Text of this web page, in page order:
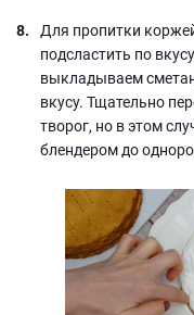
Для пропитки
подсластить по
выкладываем
вкусу. Тщательно
творог, но в этом
блендером до